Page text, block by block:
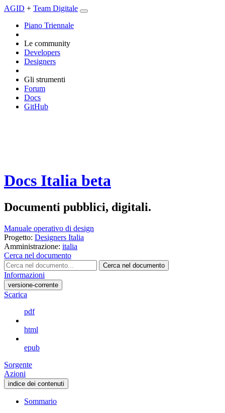
AGID + Team Digitale
Piano Triennale
Le community
Developers
Designers
Gli strumenti
Forum
Docs
GitHub
Docs Italia beta
Documenti pubblici, digitali.
Manuale operativo di design
Progetto: Designers Italia
Amministrazione: italia
Cerca nel documento
Cerca nel documento
Informazioni
versione-corrente
Scarica
pdf
html
epub
Sorgente
Azioni
indice dei contenuti
Sommario